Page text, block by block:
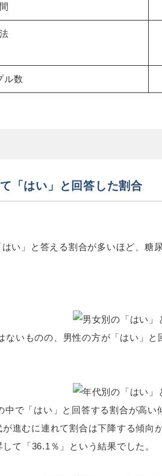
ル数
「はい」と回答した割合
い」と答える割合が多いほど、
いものの、男性の方が「はい」と
で「はい」と回答する割合が高い
進むに連れて割合は下降する傾向
て「36.1％」という結果でした。